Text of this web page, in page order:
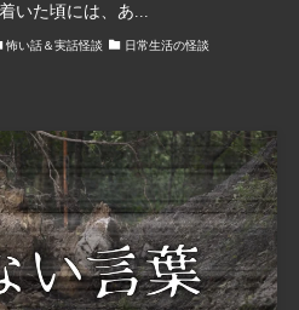
いた頃には、あ...
怖い話＆実話怪談
日常生活の怪談